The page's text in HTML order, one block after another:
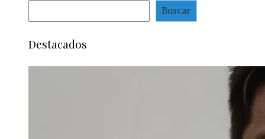
Buscar
Destacados